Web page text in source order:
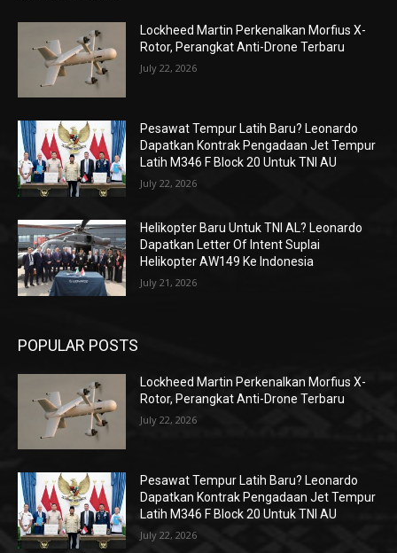
Lockheed Martin Perkenalkan Morfius X-
Rotor, Perangkat Anti-Drone Terbaru
July 22, 2026
Pesawat Tempur Latih Baru? Leonardo
Dapatkan Kontrak Pengadaan Jet Tempur
Latih M346 F Block 20 Untuk TNI AU
July 22, 2026
Helikopter Baru Untuk TNI AL? Leonardo
Dapatkan Letter Of Intent Suplai
Helikopter AW149 Ke Indonesia
July 21, 2026
POPULAR POSTS
Lockheed Martin Perkenalkan Morfius X-
Rotor, Perangkat Anti-Drone Terbaru
July 22, 2026
Pesawat Tempur Latih Baru? Leonardo
Dapatkan Kontrak Pengadaan Jet Tempur
Latih M346 F Block 20 Untuk TNI AU
July 22, 2026